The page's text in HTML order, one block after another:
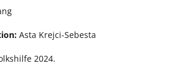
Asta Krejci-Sebesta
2024.